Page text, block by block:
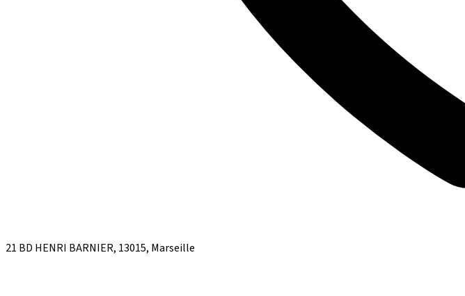
21 BD HENRI BARNIER, 13015, Marseille